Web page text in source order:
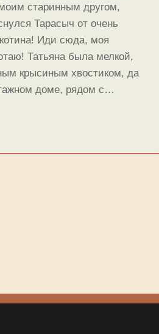
старинным другом,
Тарасыч от очень
Иди сюда, моя
Татьяна была мелкой,
крысиным хвостиком, да
доме, рядом с…